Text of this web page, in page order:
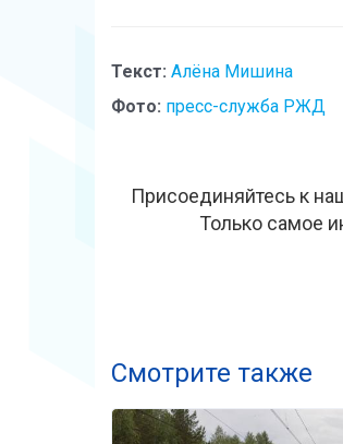
Текст: Алёна Мишина
Фото: пресс-служба РЖД
Присоединяйтесь к
Только самое
Смотрите также